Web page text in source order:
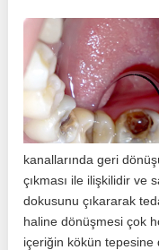
kanallarında geri
çıkması ile ilişkilidir ve
dokusunu çıkararak
haline dönüşmesi çok
içeriğin kökün